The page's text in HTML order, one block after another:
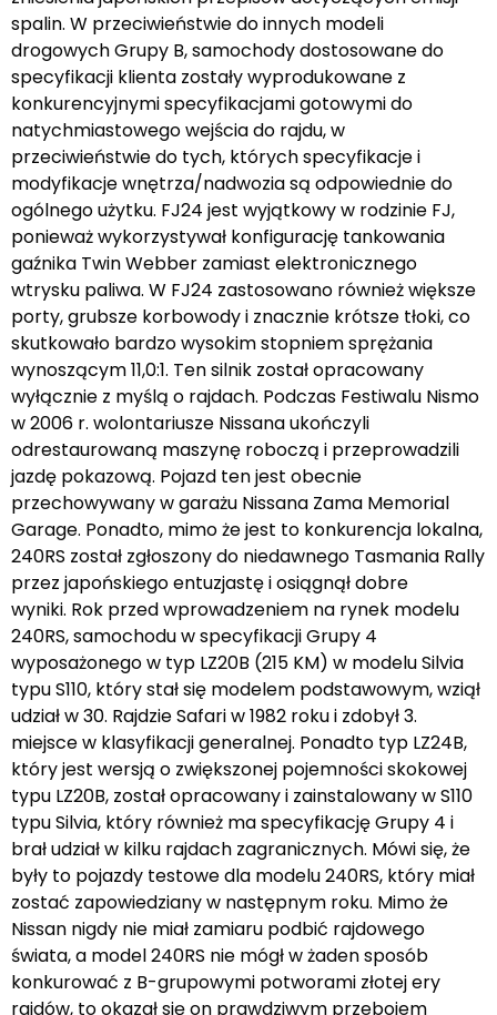
spalin. W przeciwieństwie do innych modeli
drogowych Grupy B, samochody dostosowane do
specyfikacji klienta zostały wyprodukowane z
konkurencyjnymi specyfikacjami gotowymi do
natychmiastowego wejścia do rajdu, w
przeciwieństwie do tych, których specyfikacje i
modyfikacje wnętrza/nadwozia są odpowiednie do
ogólnego użytku. FJ24 jest wyjątkowy w rodzinie FJ,
ponieważ wykorzystywał konfigurację tankowania
gaźnika Twin Webber zamiast elektronicznego
wtrysku paliwa. W FJ24 zastosowano również większe
porty, grubsze korbowody i znacznie krótsze tłoki, co
skutkowało bardzo wysokim stopniem sprężania
wynoszącym 11,0:1. Ten silnik został opracowany
wyłącznie z myślą o rajdach. Podczas Festiwalu Nismo
w 2006 r. wolontariusze Nissana ukończyli
odrestaurowaną maszynę roboczą i przeprowadzili
jazdę pokazową. Pojazd ten jest obecnie
przechowywany w garażu Nissana Zama Memorial
Garage. Ponadto, mimo że jest to konkurencja lokalna,
240RS został zgłoszony do niedawnego Tasmania Rally
przez japońskiego entuzjastę i osiągnął dobre
wyniki. Rok przed wprowadzeniem na rynek modelu
240RS, samochodu w specyfikacji Grupy 4
wyposażonego w typ LZ20B (215 KM) w modelu Silvia
typu S110, który stał się modelem podstawowym, wziął
udział w 30. Rajdzie Safari w 1982 roku i zdobył 3.
miejsce w klasyfikacji generalnej. Ponadto typ LZ24B,
który jest wersją o zwiększonej pojemności skokowej
typu LZ20B, został opracowany i zainstalowany w S110
typu Silvia, który również ma specyfikację Grupy 4 i
brał udział w kilku rajdach zagranicznych. Mówi się, że
były to pojazdy testowe dla modelu 240RS, który miał
zostać zapowiedziany w następnym roku. Mimo że
Nissan nigdy nie miał zamiaru podbić rajdowego
świata, a model 240RS nie mógł w żaden sposób
konkurować z B-grupowymi potworami złotej ery
rajdów, to okazał się on prawdziwym przebojem